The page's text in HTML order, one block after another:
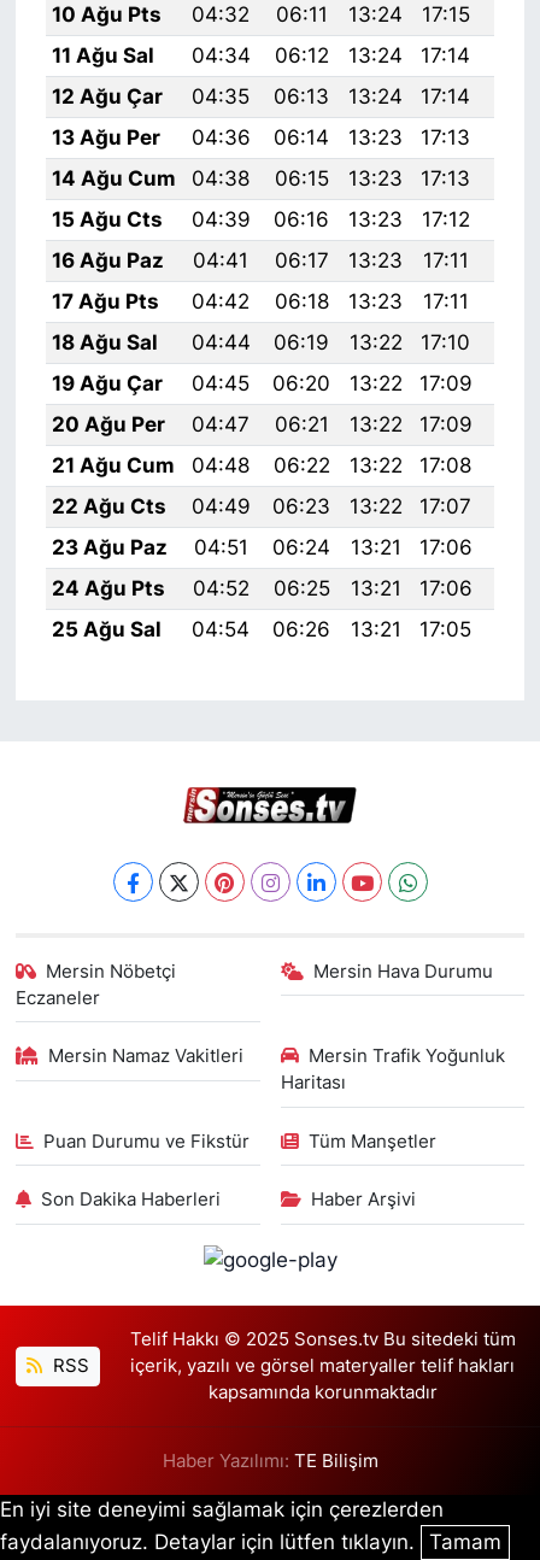
10 Ağu Pts
04:32 06:11 13:24 17:15
11 Ağu Sal
04:34 06:12 13:24 17:14
12 Ağu Çar
04:35 06:13 13:24 17:14
13 Ağu Per
04:36 06:14 13:23 17:13
14 Ağu Cum
04:38 06:15 13:23 17:13
15 Ağu Cts
04:39 06:16 13:23 17:12
16 Ağu Paz
04:41 06:17 13:23 17:11
17 Ağu Pts
04:42 06:18 13:23 17:11
18 Ağu Sal
04:44 06:19 13:22 17:10
19 Ağu Çar
04:45 06:20 13:22 17:09
20 Ağu Per
04:47 06:21 13:22 17:09
21 Ağu Cum
04:48 06:22 13:22 17:08
22 Ağu Cts
04:49 06:23 13:22 17:07
23 Ağu Paz
04:51 06:24 13:21 17:06
24 Ağu Pts
04:52 06:25 13:21 17:06
25 Ağu Sal
04:54 06:26 13:21 17:05
Mersin Nöbetçi
Eczaneler
Mersin Hava Durumu
Mersin Namaz Vakitleri
Mersin Trafik Yoğunluk
Haritası
Puan Durumu ve Fikstür Tüm Manşetler
Son Dakika Haberleri Haber Arşivi
RSS
Telif Hakkı © 2025 Sonses.tv Bu sitedeki tüm
içerik, yazılı ve görsel materyaller telif hakları
kapsamında korunmaktadır
Haber Yazılımı: TE Bilişim
En iyi site deneyimi sağlamak için çerezlerden
faydalanıyoruz. Detaylar için lütfen tıklayın.
Tamam